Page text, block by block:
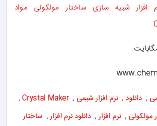
افزار شبیه سازی ساختار مولکولی مواد
, دانلود , نرم افزار شیمی ,
Crystal Maker
,
مولکولی , نرم افزار , دانلود نرم افزار , ساختار